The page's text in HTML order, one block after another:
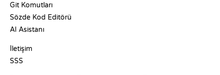
Git Komutları
Sözde Kod Editörü
AI Asistanı
İletişim
SSS